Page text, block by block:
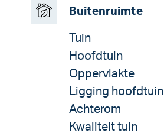
Buitenruimte
Tuin
Hoofdtuin
Oppervlakte
Ligging hoofdtuin
Achterom
Kwaliteit tuin